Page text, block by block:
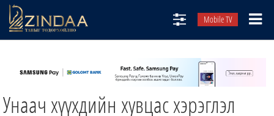
Mobile TV
ТВ8
ӨГЛӨӨНИЙ СОНИН
Унаач хүүхдийн хувцас хэрэглэл